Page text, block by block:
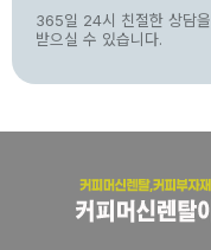
365일 24시 친절한 상담을
받으실 수 있습니다.